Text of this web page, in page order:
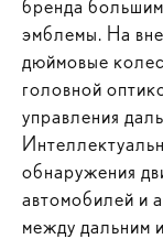
бренда
эмблемы. На
дюймовые
головной
управления
обнаружения
автомобилей и
между дальним